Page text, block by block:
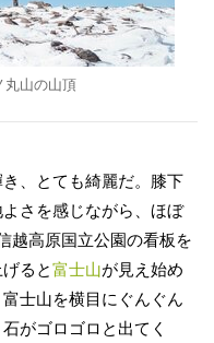
丸山の山頂
、とても綺麗だ。膝下
さを感じながら、ほぼ
越高原国立公園の看板を
ると富士山が見え始め
士山を横目にぐんぐん
がゴロゴロと出てく